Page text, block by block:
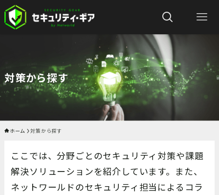
対策から探す
ホーム 対策から探す
ここでは、分野ごとのセキュリティ対策や課題
解決ソリューションを紹介しています。また、
ネットワールドのセキュリティ担当によるコラ